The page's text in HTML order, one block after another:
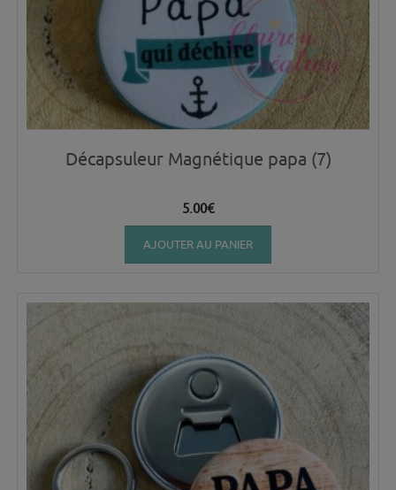
Décapsuleur Magnétique papa (7)
5.00€
AJOUTER AU PANIER